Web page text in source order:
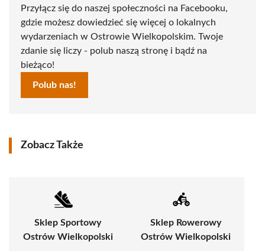
Przyłącz się do naszej społeczności na Facebooku,
gdzie możesz dowiedzieć się więcej o lokalnych
wydarzeniach w Ostrowie Wielkopolskim. Twoje
zdanie się liczy - polub naszą stronę i bądź na
bieżąco!
Polub nas!
Zobacz Także
Sklep Sportowy
Ostrów Wielkopolski
Sklep Rowerowy
Ostrów Wielkopolski